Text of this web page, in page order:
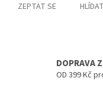
ZEPTAT SE HLÍDAT
DOPRAVA
OD 399 Kč